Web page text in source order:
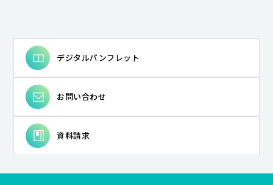
デジタルパンフレット
お問い合わせ
資料請求